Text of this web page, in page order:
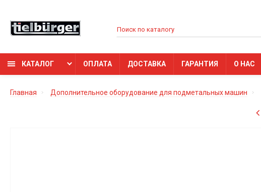
КАТАЛОГ ОПЛАТА ДОСТАВКА ГАРАНТИЯ О НАС
Главная Дополнительное оборудование для подметальных машин